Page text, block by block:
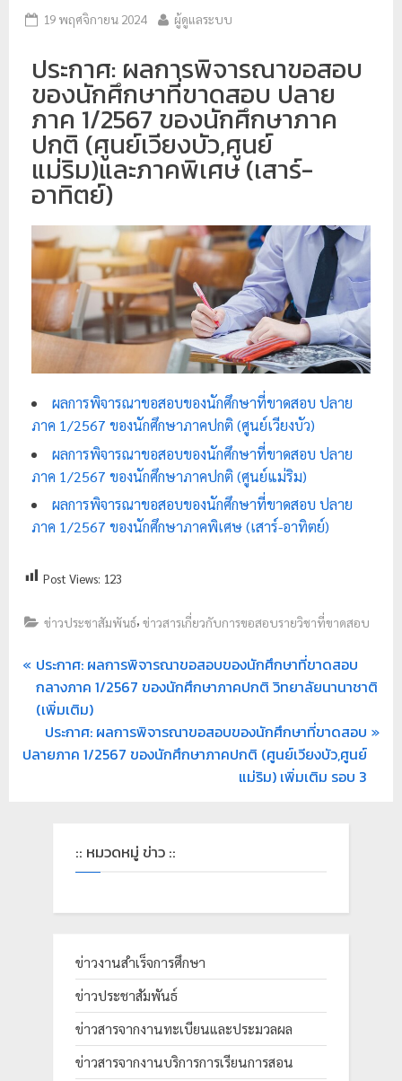
วิ
ท
ย
า
ลั
ร
า
ช
ภั
ฏ
เ
ย
ง
ใ
ห
ม่
19 พฤศจิกายน 2024 ผู้ดูแลระบบ
ประกาศ: ผลการพิจารณาขอสอบ
ของนักศึกษาที่ขาดสอบ ปลาย
ภาค 1/2567 ของนักศึกษาภาค
ปกติ (ศูนย์เวียงบัว,ศูนย์
แม่ริม)และภาคพิเศษ (เสาร์-
อาทิตย์)
ผลการพิจารณาขอสอบของนักศึกษาที่ขาดสอบ ปลาย
ภาค 1/2567 ของนักศึกษาภาคปกติ (ศูนย์เวียงบัว)
ผลการพิจารณาขอสอบของนักศึกษาที่ขาดสอบ ปลาย
ภาค 1/2567 ของนักศึกษาภาคปกติ (ศูนย์แม่ริม)
ผลการพิจารณาขอสอบของนักศึกษาที่ขาดสอบ ปลาย
ภาค 1/2567 ของนักศึกษาภาคพิเศษ (เสาร์-อาทิตย์)
Post Views: 123
ข่าวประชาสัมพันธ์,ข่าวสารเกี่ยวกับการขอสอบรายวิชาที่ขาดสอบ
ประกาศ: ผลการพิจารณาขอสอบของนักศึกษาที่ขาดสอบ
กลางภาค 1/2567 ของนักศึกษาภาคปกติ วิทยาลัยนานาชาติ
(เพิ่มเติม)
ประกาศ: ผลการพิจารณาขอสอบของนักศึกษาที่ขาดสอบ
ปลายภาค 1/2567 ของนักศึกษาภาคปกติ (ศูนย์เวียงบัว,ศูนย์
แม่ริม) เพิ่มเติม รอบ 3
:: หมวดหมู่ ข่าว ::
ข่าวงานสำเร็จการศึกษา
ข่าวประชาสัมพันธ์
ข่าวสารจากงานทะเบียนและประมวลผล
ข่าวสารจากงานบริการการเรียนการสอน